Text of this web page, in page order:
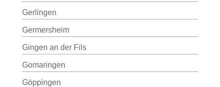
Gerlingen
Germersheim
Gingen an der Fils
Gomaringen
Göppingen